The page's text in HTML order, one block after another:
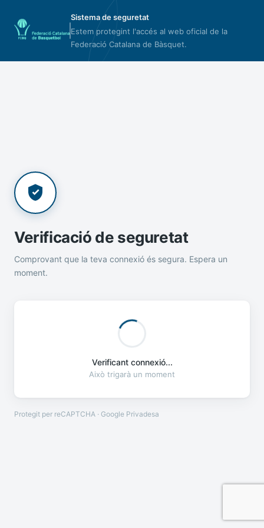
Sistema de seguretat
Estem protegint l'accés al web oficial de la
Federació Catalana de Bàsquet.
Verificació de seguretat
Comprovant que la teva connexió és segura. Espera un
moment.
Verificant connexió...
Això trigarà un moment
Protegit per reCAPTCHA · Google Privadesa